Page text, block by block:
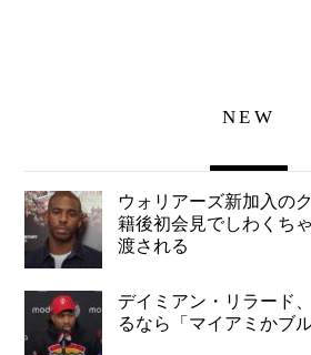
NEW
ウォリアーズ新加入の
籍後初会見でしわくち
渡される
デイミアン・リラード
るなら「マイアミかブ